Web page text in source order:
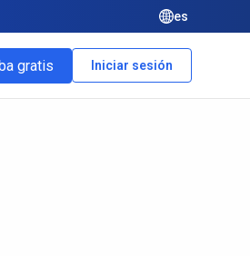
es
gratis Iniciar sesión